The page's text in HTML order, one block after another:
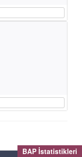
BAP İstatistikleri